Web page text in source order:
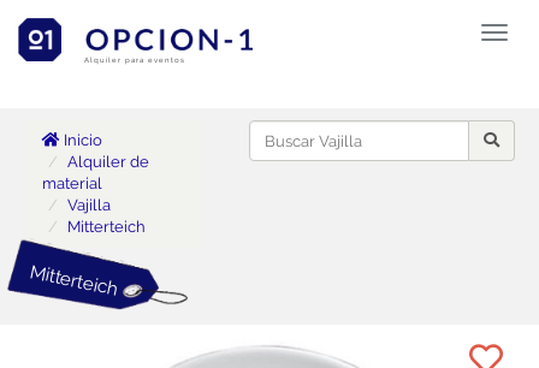
Alquiler para eventos
Inicio
Alquiler de
material
Vajilla
Mitterteich
Mitterteich